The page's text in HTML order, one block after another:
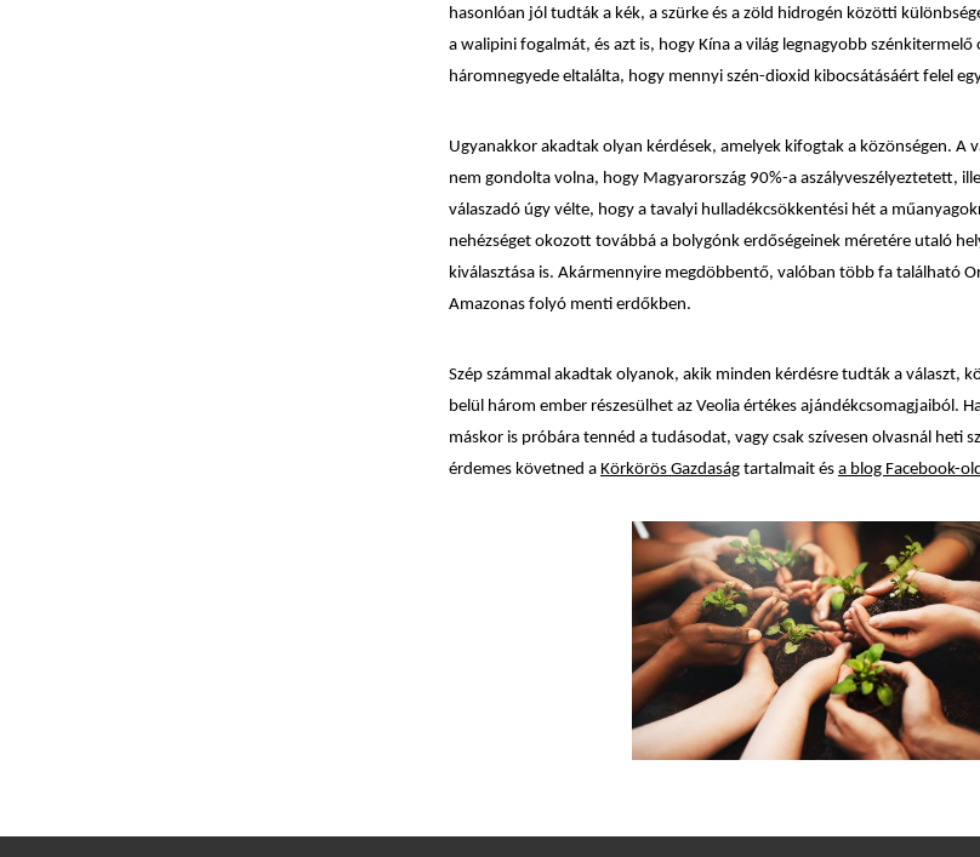
hasonlóan jól tudták a kék, a szürke és a zöld hidrogén közötti
a walipini fogalmát, és azt is, hogy Kína a világ legnagyobb
háromnegyede eltalálta, hogy mennyi szén-dioxid kibocsátásáért felel
Ugyanakkor akadtak olyan kérdések, amelyek kifogtak a közönségen. A
nem gondolta volna, hogy Magyarország 90%-a aszályveszélyeztetett,
válaszadó úgy vélte, hogy a tavalyi hulladékcsökkentési hét a
nehézséget okozott továbbá a bolygónk erdőségeinek méretére utaló
kiválasztása is. Akármennyire megdöbbentő, valóban több fa található
Amazonas folyó menti erdőkben.
Szép számmal akadtak olyanok, akik minden kérdésre tudták a választ,
belül három ember részesülhet az Veolia értékes ajándékcsomagjaiból.
máskor is próbára tennéd a tudásodat, vagy csak szívesen olvasnál heti
érdemes követned a Körkörös Gazdaság tartalmait és a blog Facebook-